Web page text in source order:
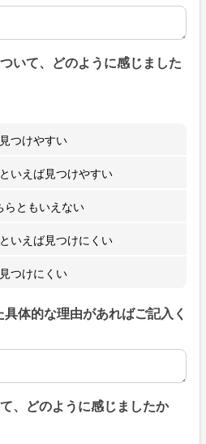
体的な理由があればご記入くだ
いて、どのように感じました
つけやすい
いえば見つけやすい
らともいえない
いえば見つけにくい
つけにくい
体的な理由があればご記入く
体的な理由があればご記入くだ
、どのように感じましたか